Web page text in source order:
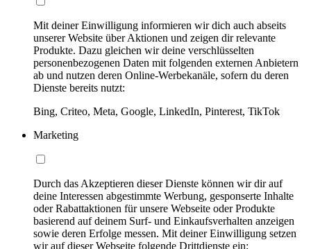
Mit deiner Einwilligung informieren wir dich auch abseits
unserer Website über Aktionen und zeigen dir relevante
Produkte. Dazu gleichen wir deine verschlüsselten
personenbezogenen Daten mit folgenden externen Anbietern
ab und nutzen deren Online-Werbekanäle, sofern du deren
Dienste bereits nutzt:
Bing, Criteo, Meta, Google, LinkedIn, Pinterest, TikTok
Marketing
Durch das Akzeptieren dieser Dienste können wir dir auf
deine Interessen abgestimmte Werbung, gesponserte Inhalte
oder Rabattaktionen für unsere Webseite oder Produkte
basierend auf deinem Surf- und Einkaufsverhalten anzeigen
sowie deren Erfolge messen. Mit deiner Einwilligung setzen
wir auf dieser Webseite folgende Drittdienste ein: